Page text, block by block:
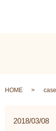
HOME
2018/03/08